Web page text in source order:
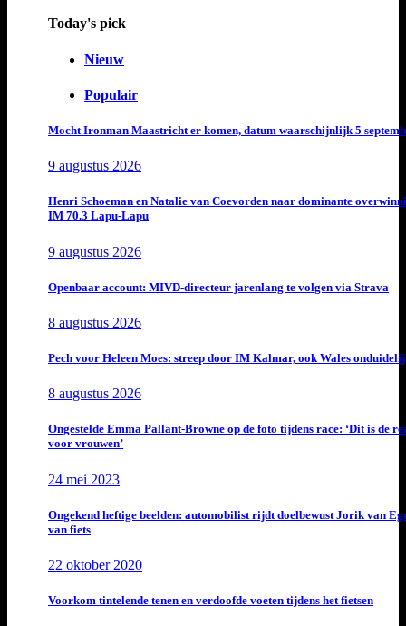
Today's pick
Nieuw
Populair
Mocht Ironman Maastricht er komen, datum waarschijnlijk 5
9 augustus 2026
Henri Schoeman en Natalie van Coevorden naar dominante
IM 70.3 Lapu-Lapu
9 augustus 2026
Openbaar account: MIVD-directeur jarenlang te volgen via Strava
8 augustus 2026
Pech voor Heleen Moes: streep door IM Kalmar, ook Wales
8 augustus 2026
Ongestelde Emma Pallant-Browne op de foto tijdens race: ‘Dit is de
voor vrouwen’
24 mei 2023
Ongekend heftige beelden: automobilist rijdt doelbewust Jorik van
van fiets
22 oktober 2020
Voorkom tintelende tenen en verdoofde voeten tijdens het fietsen